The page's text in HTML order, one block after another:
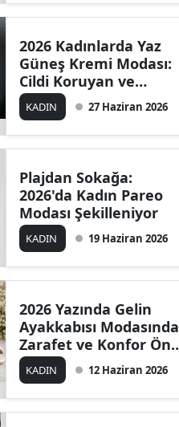
Çanakkale
Diyarbakır
Erzurum
2026 Kadınlarda Yaz
Güneş Kremi Modası:
Cildi Koruyan ve
Işıldatan Yeni Nesil
Ürünler Trend Oldu
KADIN 27 Haziran 2026
Plajdan Sokağa:
2026'da Kadın Pareo
Modası Şekilleniyor
KADIN 19 Haziran 2026
2026 Yazında Gelin
Ayakkabısı Modasında
Zarafet ve Konfor Ön
Planda
KADIN 12 Haziran 2026